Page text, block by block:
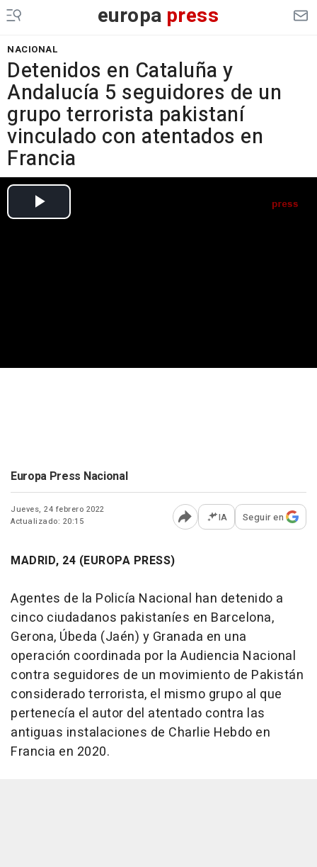
europa press
NACIONAL
Detenidos en Cataluña y
Andalucía 5 seguidores de un
grupo terrorista pakistaní
vinculado con atentados en
Francia
Europa Press Nacional
Jueves, 24 febrero 2022
Actualizado: 20:15
Abrir opciones para
IA Seguir en
MADRID, 24 (EUROPA PRESS)
Agentes de la Policía Nacional han detenido a
cinco ciudadanos pakistaníes en Barcelona,
Gerona, Úbeda (Jaén) y Granada en una
operación coordinada por la Audiencia Nacional
contra seguidores de un movimiento de Pakistán
considerado terrorista, el mismo grupo al que
pertenecía el autor del atentado contra las
antiguas instalaciones de Charlie Hebdo en
Francia en 2020.